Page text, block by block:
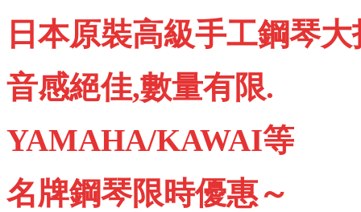
日本原裝高級手工鋼琴
音感絕佳,數量有限.
YAMAHA/KAWAI等
名牌鋼琴限時優惠～